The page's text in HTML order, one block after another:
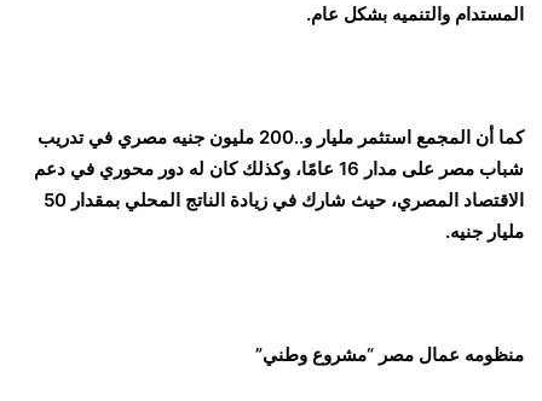
المستدام والتنميه بشكل عام.
كما أن المجمع استثمر مليار و..200 مليون جنيه مصري في تدريب
شباب مصر على مدار 16 عامًا، وكذلك كان له دور محوري في دعم
الاقتصاد المصري، حيث شارك في زيادة الناتج المحلي بمقدار 50
مليار جنيه.
منظومه عمال مصر “مشروع وطني”